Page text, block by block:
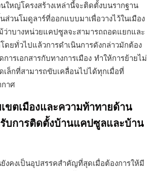
ใหญ่โครงสร้างเหล่านี้จะติดตั้งบนรากฐาน
ส่วนโมดูลาร์ที่ออกแบบมาเพื่อวางไว้ในเมือง
ว่าบางหน่วยแคปซูลจะสามารถถอดแยกและ
ดยทั่วไปแล้วการดำเนินการดังกล่าวมักต้อง
ารเอกสารกับทางการเมือง ทำให้การย้ายไม่
เล็กที่สามารถขับเคลื่อนไปได้ทุกเมื่อที่
กาศ
ขตเมืองและความท้าทายด้าน
บการติดตั้งบ้านแคปซูลและบ้าน
งคงเป็นอุปสรรคสำคัญที่สุดเมื่อต้องการให้มี